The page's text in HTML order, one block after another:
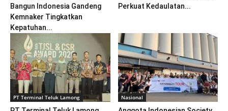
Bangun Indonesia Gandeng
Kemnaker Tingkatkan
Kepatuhan...
Perkuat Kedaulatan...
PT Terminal Teluk Lamong Nasional